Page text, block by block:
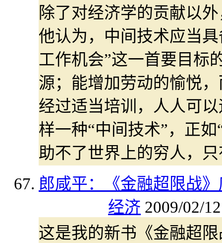
除了对经济学的贡献以
他认为，中间技术应当
工作机会”这一首要目标
源；能增加劳动的愉悦
经过适当培训，人人可
样一种“中间技术”，正
助不了世界上的穷人，
郎咸平：《金融超限战
经济 2009/02/
这是我的新书《金融超